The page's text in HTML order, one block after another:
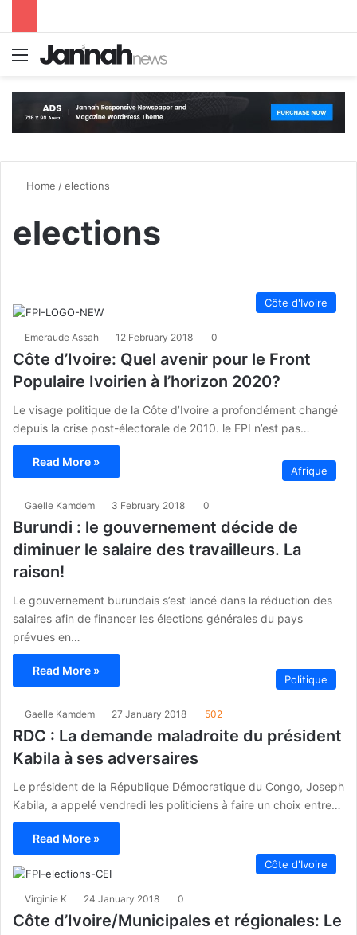
Menu
Home /elections
elections
Côte d'Ivoire
Emeraude Assah 12 February 2018 0
Côte d’Ivoire: Quel avenir pour le Front
Populaire Ivoirien à l’horizon 2020?
Le visage politique de la Côte d’Ivoire a profondément changé
depuis la crise post-électorale de 2010. le FPI n’est pas…
Read More »
Afrique
Gaelle Kamdem 3 February 2018 0
Burundi : le gouvernement décide de
diminuer le salaire des travailleurs. La
raison!
Le gouvernement burundais s’est lancé dans la réduction des
salaires afin de financer les élections générales du pays
prévues en…
Read More »
Politique
Gaelle Kamdem 27 January 2018 502
RDC : La demande maladroite du président
Kabila à ses adversaires
Le président de la République Démocratique du Congo, Joseph
Kabila, a appelé vendredi les politiciens à faire un choix entre…
Read More »
Côte d'Ivoire
Virginie K 24 January 2018 0
Côte d’Ivoire/Municipales et régionales: Le